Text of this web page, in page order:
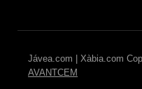
Jávea.com | Xàbia.com
AVANTCEM